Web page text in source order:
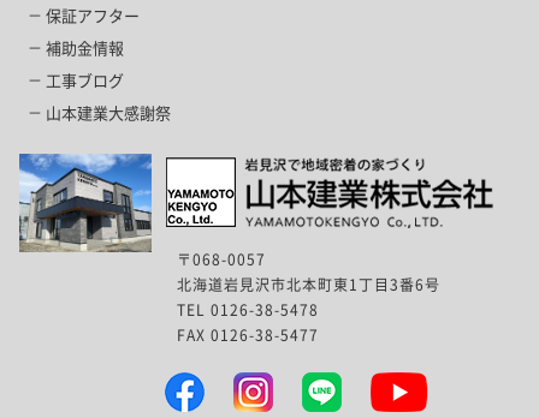
保証アフター
補助金情報
工事ブログ
山本建業大感謝祭
〒068-0057
北海道岩見沢市北本町東1丁目3番6号
TEL 0126-38-5478
FAX 0126-38-5477